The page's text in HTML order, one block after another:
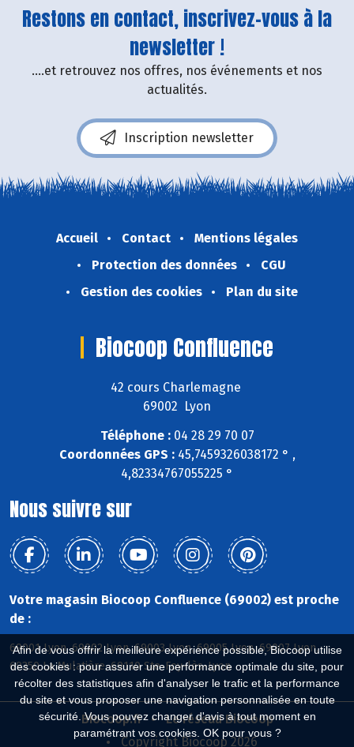
Afin de vous offrir la meilleure expérience possible, Biocoop utilise
des cookies : pour assurer une performance optimale du site, pour
récolter des statistiques afin d'analyser le trafic et la performance
du site et vous proposer une navigation personnalisée en toute
sécurité. Vous pouvez changer d'avis à tout moment en
paramétrant vos cookies. OK pour vous ?
Restons en contact, inscrivez-vous à la
newsletter !
....et retrouvez nos offres, nos événements et nos
actualités.
Inscription newsletter
Accueil Contact
Mentions légales
Protection des données
CGU
Gestion des cookies
Plan du site
Biocoop Confluence
42 cours Charlemagne
69002 Lyon
Téléphone :04 28 29 70 07
Coordonnées GPS :45,7459326038172 ° ,
4,82334767055225 °
Nous suivre sur
Votre magasin Biocoop Confluence (69002) est proche
de :
69001 Lyon, 69002 Lyon, 69003 Lyon, 69005 Lyon, 69007 Lyon,
69350 La Mulatière, 69110 Ste-Foy-lès-Lyon
Biocoop.fr
Le réseau Biocoop
Copyright Biocoop 2026